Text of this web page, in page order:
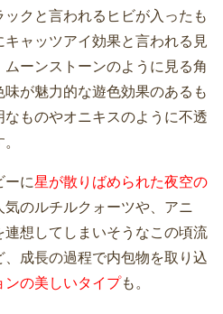
クと言われるヒビが入ったも
ャッツアイ効果と言われる見
ーンストーンのように見る角
が魅力的な遊色効果のあるも
ものやオニキスのように不透
ーに星が散りばめられた夜空の
のルチルクォーツや、アニ
連想してしまいそうなこの頃流
成長の過程で内包物を取り込
ンの美しいタイプも。